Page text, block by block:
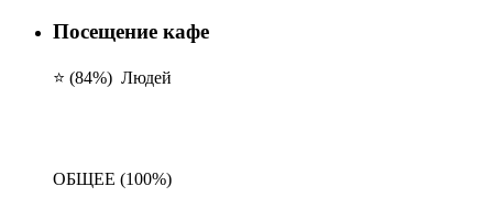
Посещение кафе
⭐ (84%) Людей
ОБЩЕЕ (100%)